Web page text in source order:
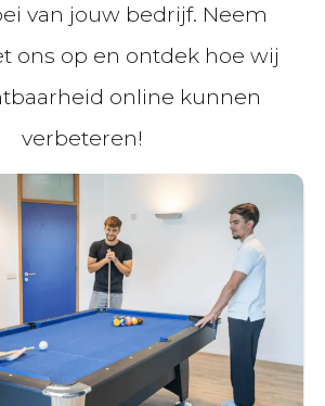
van jouw bedrijf. Neem
ons op en ontdek hoe wij
online kunnen
verbeteren!